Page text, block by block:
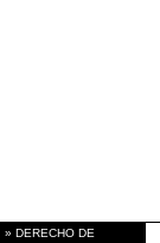
» DERECHO DE